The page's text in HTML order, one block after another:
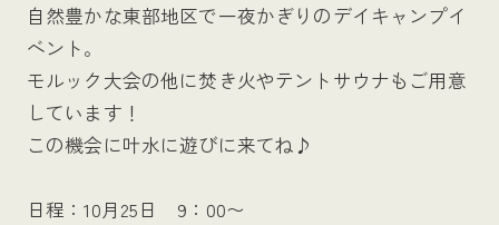
自然豊かな東部地区で一夜かぎりのデイキャンプイ
ベント。
モルック大会の他に焚き火やテントサウナもご用意
しています！
この機会に叶水に遊びに来てね♪
日程：10月25日 9：00〜